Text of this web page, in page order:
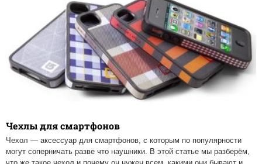
Чехлы для смартфонов
Чехол — аксессуар для смартфонов, с которым по популярности
могут соперничать разве что наушники. В этой статье мы разберём,